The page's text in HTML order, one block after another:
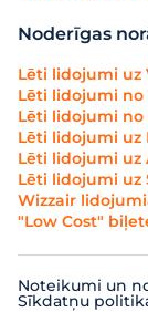
Noderīgas
Lēti lidojumi uz
Lēti lidojumi no
Lēti lidojumi no
Lēti lidojumi uz
Lēti lidojumi uz
Lēti lidojumi uz
Wizzair lidojumi
"Low Cost"
Noteikumi un
Sīkdatņu